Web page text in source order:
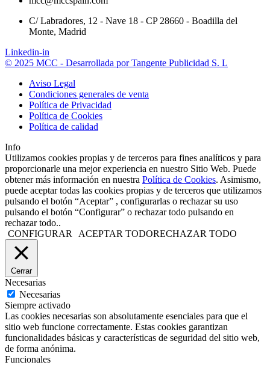
C/ Labradores, 12 - Nave 18 - CP 28660 - Boadilla del
Monte, Madrid
Linkedin-in
© 2025 MCC - Desarrollada por Tangente Publicidad S. L
Aviso Legal
Condiciones generales de venta
Política de Privacidad
Política de Cookies
Política de calidad
Info
Utilizamos cookies propias y de terceros para fines analíticos y para
proporcionarle una mejor experiencia en nuestro Sitio Web. Puede
obtener más información en nuestra Política de Cookies. Asimismo,
puede aceptar todas las cookies propias y de terceros que utilizamos
pulsando el botón “Aceptar” , configurarlas o rechazar su uso
pulsando el botón “Configurar” o rechazar todo pulsando en
rechazar todo..
CONFIGURAR
ACEPTAR TODORECHAZAR TODO
Cerrar
Necesarias
Necesarias
Siempre activado
Las cookies necesarias son absolutamente esenciales para que el
sitio web funcione correctamente. Estas cookies garantizan
funcionalidades básicas y características de seguridad del sitio web,
de forma anónima.
Funcionales